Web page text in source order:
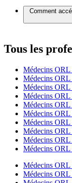
Domitille
Dr.
Comment
des arrêts
Tous les
Médecins
Médecins
Médecins
Médecins
Médecins
Médecins
Médecins
Médecins
Médecins
Médecins
Médecins
Médecins